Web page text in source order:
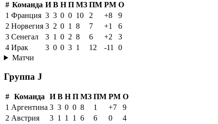
# Команда И В Н П МЗ ПМ РМ О
1 Франция 3 3 0 0 10 2 +8
9
2 Норвегия 3 2 0 1 8 7 +1
6
3 Сенегал 3 1 0 2 8 6 +2
3
4 Ирак 3 0 0 3 1 12 -11
0
Матчи
Группа J
# Команда И В Н П МЗ ПМ РМ О
1 Аргентина 3 3 0 0 8 1 +7
9
2 Австрия 3 1 1 1 6 6 0
4